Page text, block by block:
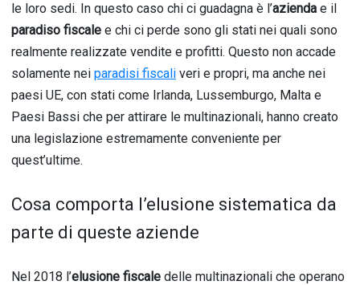
le loro sedi. In questo caso chi ci guadagna è l’azienda e il
paradiso fiscale e chi ci perde sono gli stati nei quali sono
realmente realizzate vendite e profitti. Questo non accade
solamente nei paradisi fiscali veri e propri, ma anche nei
paesi UE, con stati come Irlanda, Lussemburgo, Malta e
Paesi Bassi che per attirare le multinazionali, hanno creato
una legislazione estremamente conveniente per
quest’ultime.
Cosa comporta l’elusione sistematica da
parte di queste aziende
Nel 2018 l’elusione fiscale delle multinazionali che operano